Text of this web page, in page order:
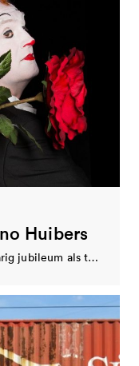
De functie van Urban Cluster wordt vervuld door Emoves. Het activiteitenplan voor de komende vier…
Huibers
Arno Huibers maakt voor zijn 35-jarig jubileum als theatermaker een nieuwe theatervoorstelling ‘De clown voorbij’.